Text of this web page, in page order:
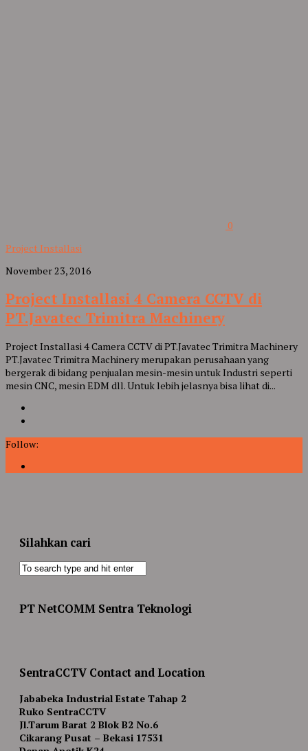
0
Project Installasi
November 23, 2016
Project Installasi 4 Camera CCTV di
PT.Javatec Trimitra Machinery
Project Installasi 4 Camera CCTV di PT.Javatec Trimitra Machinery
PT.Javatec Trimitra Machinery merupakan perusahaan yang
bergerak di bidang penjualan mesin-mesin untuk Industri seperti
mesin CNC, mesin EDM dll. Untuk lebih jelasnya bisa lihat di...
Follow:
Silahkan cari
PT NetCOMM Sentra Teknologi
SentraCCTV Contact and Location
Jababeka Industrial Estate Tahap 2
Ruko SentraCCTV
Jl.Tarum Barat 2 Blok B2 No.6
Cikarang Pusat – Bekasi 17531